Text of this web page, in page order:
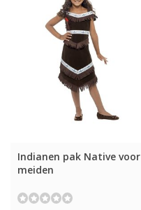
Indianen pak Native voor
meiden